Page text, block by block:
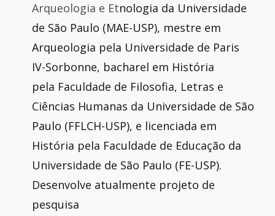
Arqueologia e Etnologia da Universidade
de São Paulo (MAE-USP), mestre em
Arqueologia pela Universidade de Paris
IV-Sorbonne, bacharel em História
pela Faculdade de Filosofia, Letras e
Ciências Humanas da Universidade de São
Paulo (FFLCH-USP), e licenciada em
História pela Faculdade de Educação da
Universidade de São Paulo (FE-USP).
Desenvolve atualmente projeto de
pesquisa